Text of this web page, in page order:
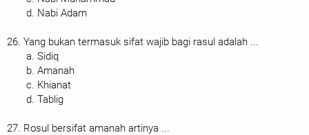
d. Nabi Adam
26. Yang bukan termasuk sifat wajib bagi rasul adalah ...
a. Sidiq
b. Amanah
c. Khianat
d. Tablig
27. Rosul bersifat amanah artinya ...